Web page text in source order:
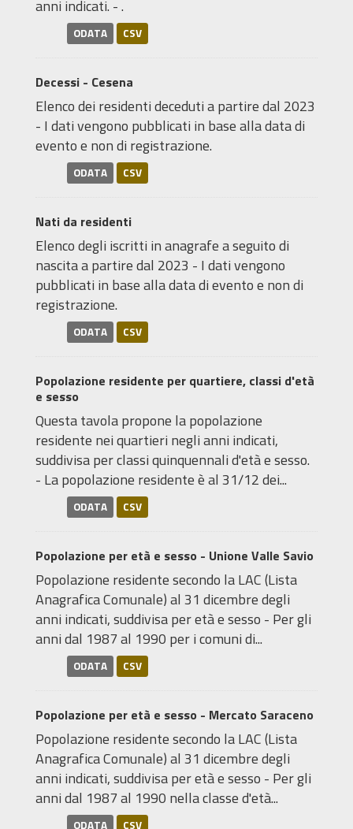
anni indicati. - .
ODATA CSV
Decessi - Cesena
Elenco dei residenti deceduti a partire dal 2023
- I dati vengono pubblicati in base alla data di
evento e non di registrazione.
ODATA CSV
Nati da residenti
Elenco degli iscritti in anagrafe a seguito di
nascita a partire dal 2023 - I dati vengono
pubblicati in base alla data di evento e non di
registrazione.
ODATA CSV
Popolazione residente per quartiere, classi d'età
e sesso
Questa tavola propone la popolazione
residente nei quartieri negli anni indicati,
suddivisa per classi quinquennali d'età e sesso.
- La popolazione residente è al 31/12 dei...
ODATA CSV
Popolazione per età e sesso - Unione Valle Savio
Popolazione residente secondo la LAC (Lista
Anagrafica Comunale) al 31 dicembre degli
anni indicati, suddivisa per età e sesso - Per gli
anni dal 1987 al 1990 per i comuni di...
ODATA CSV
Popolazione per età e sesso - Mercato Saraceno
Popolazione residente secondo la LAC (Lista
Anagrafica Comunale) al 31 dicembre degli
anni indicati, suddivisa per età e sesso - Per gli
anni dal 1987 al 1990 nella classe d'età...
ODATA CSV